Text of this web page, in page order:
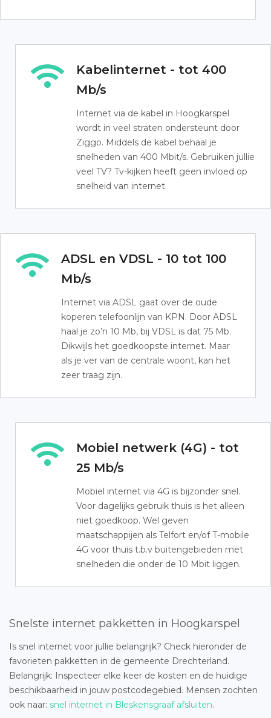
Kabelinternet - tot 400
Mb/s
Internet via de kabel in Hoogkarspel
wordt in veel straten ondersteunt door
Ziggo. Middels de kabel behaal je
snelheden van 400 Mbit/s. Gebruiken jullie
veel TV? Tv-kijken heeft geen invloed op
snelheid van internet.
ADSL en VDSL - 10 tot 100
Mb/s
Internet via ADSL gaat over de oude
koperen telefoonlijn van KPN. Door ADSL
haal je zo’n 10 Mb, bij VDSL is dat 75 Mb.
Dikwijls het goedkoopste internet. Maar
als je ver van de centrale woont, kan het
zeer traag zijn.
Mobiel netwerk (4G) - tot
25 Mb/s
Mobiel internet via 4G is bijzonder snel.
Voor dagelijks gebruik thuis is het alleen
niet goedkoop. Wel geven
maatschappijen als Telfort en/of T-mobile
4G voor thuis t.b.v buitengebieden met
snelheden die onder de 10 Mbit liggen.
Snelste internet pakketten in Hoogkarspel
Is snel internet voor jullie belangrijk? Check hieronder de
favorieten pakketten in de gemeente Drechterland.
Belangrijk: Inspecteer elke keer de kosten en de huidige
beschikbaarheid in jouw postcodegebied. Mensen zochten
ook naar: snel internet in Bleskensgraaf afsluiten.